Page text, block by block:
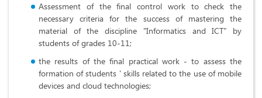
Assessment of the final control work to check the
necessary criteria for the success of mastering the
material of the discipline "Informatics and ICT" by
students of grades 10-11;
the results of the final practical work - to assess the
formation of students ' skills related to the use of mobile
devices and cloud technologies;